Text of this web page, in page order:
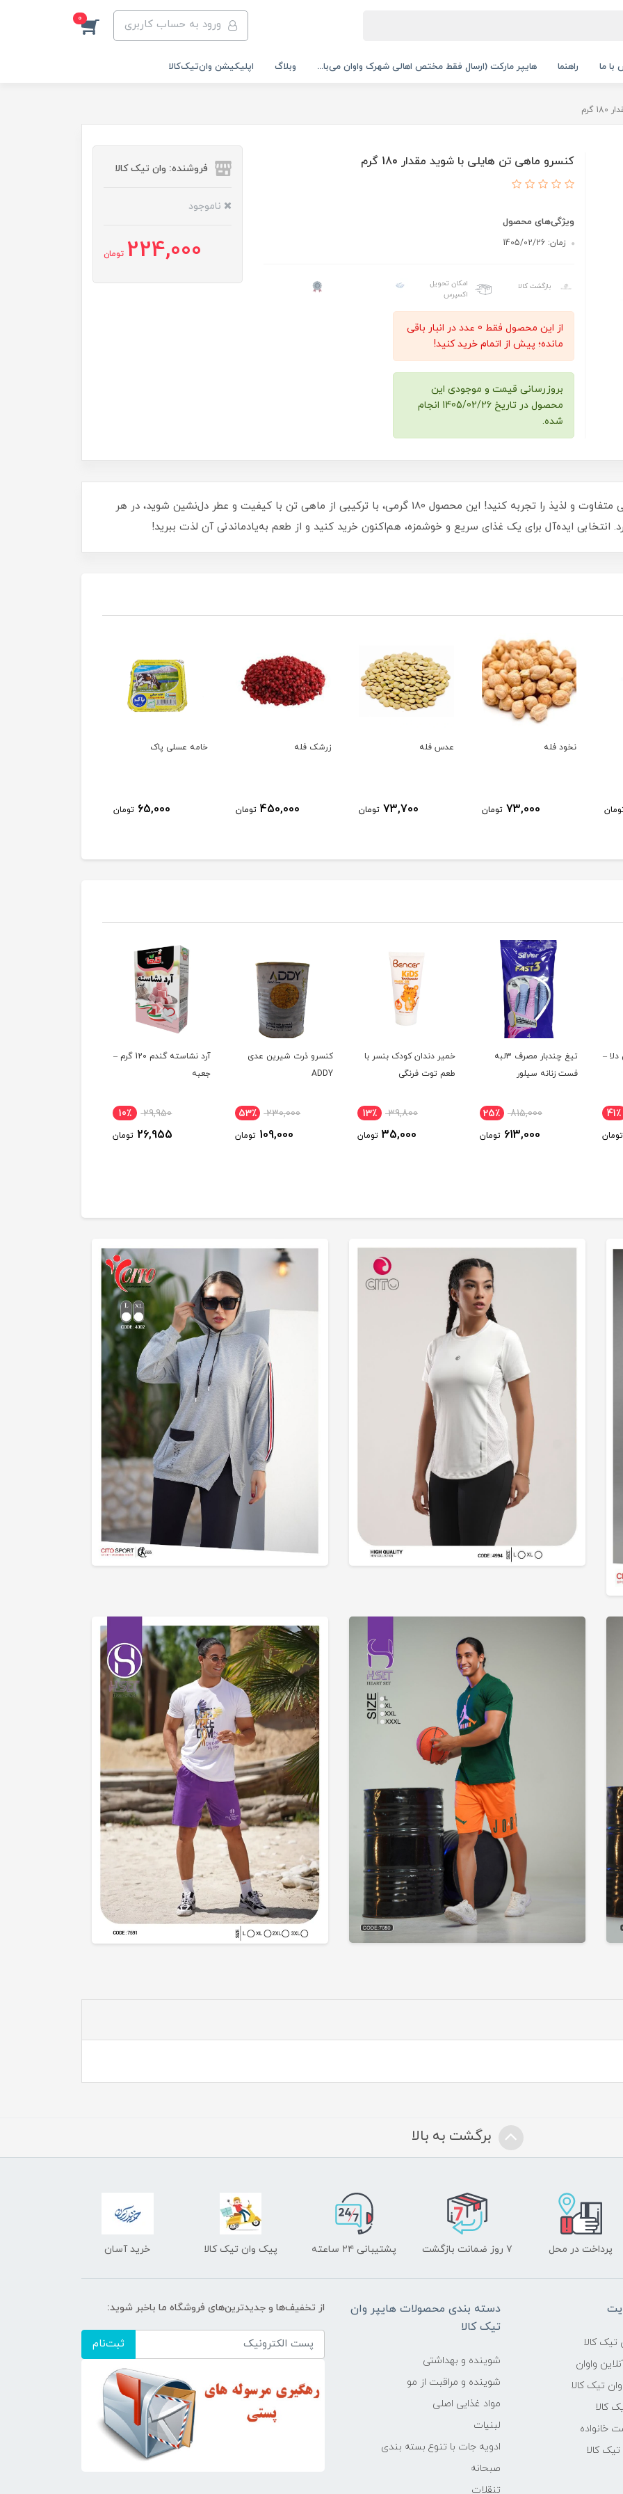
ورود به حساب کاربری 0
با ما راهنما هایپر مارکت (ارسال فقط مختص اهالی شهرک واوان می‌با... وبلاگ اپلیکیشن وان‌تیک‌کالا‌
کنسرو ماهی تن هایلی با شوید مقدار 180 گرم
ویژگی‌های محصول
زمان: 1405/02/26
بازگشت کالا
امکان تحویل
اکسپرس
از این محصول فقط 0 عدد در انبار باقی
مانده؛ پیش از اتمام خرید کنید!
بروزرسانی قیمت و موجودی این
محصول در تاریخ 1405/02/26 انجام
شده.
فروشنده: وان تیک کالا
ناموجود
224,000 تومان
با کنسرو ماهی تن با شوید در روغن هایلی، طعمی متفاوت و لذیذ را تجربه کنید! این محصول 180 گرمی، با ترکیبی از ماهی تن با کیفیت و عطر دل‌نشین شوید، در هر
انتخابی ایده‌آل برای یک غذای سریع و خوشمزه، هم‌اکنون خرید کنید و از طعم به‌یادماندنی آن لذت ببرید!
نخود فله
73,000 تومان
عدس فله
73,700 تومان
زرشک فله
450,000 تومان
خامه عسلی پاک
65,000 تومان
–
41٪
تومان
تیغ چندبار مصرف 3لبه
فست زنانه سیلور
815,000 25٪
613,000 تومان
خمیر دندان کودک بنسر با
طعم توت فرنگی
39,800 13٪
35,000 تومان
کنسرو ذرت شیرین عدی
ADDY
230,000 53٪
109,000 تومان
آرد نشاسته گندم 120 گرم –
جعبه
29,950 10٪
26,955 تومان
برگشت به بالا
پرداخت در محل ۷ روز ضمانت بازگشت پشتیبانی ۲۴ ساعته پیک وان تیک کالا خرید آسان
کالا
واوان
تیک کالا
کالا
خانواده
کالا
دسته بندی محصولات هایپر وان
تیک کالا
شوینده و بهداشتی
شوینده و مراقبت از مو
مواد غذایی اصلی
لبنیات
ادویه جات با تنوع بسته بندی
صبحانه
تنقلات
از تخفیف‌ها و جدیدترین‌های فروشگاه ما باخبر شوید:
ثبت‌نام